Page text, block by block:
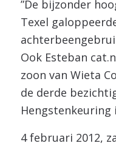
”De bijzonder
Texel
Ook Esteban
zoon van Wieta
de derde
Hengstenkeuring
4 februari 2012,